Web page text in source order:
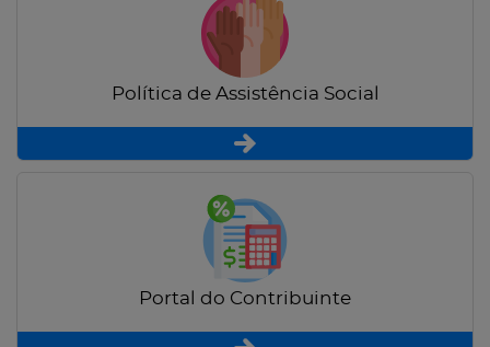
Política de Assistência Social
Portal do Contribuinte